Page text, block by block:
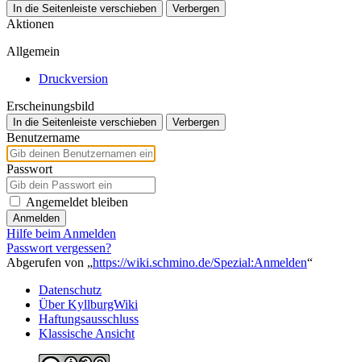
In die Seitenleiste verschieben Verbergen
Aktionen
Allgemein
Druckversion
Erscheinungsbild
In die Seitenleiste verschieben Verbergen
Benutzername
Passwort
Angemeldet bleiben
Anmelden
Hilfe beim Anmelden
Passwort vergessen?
Abgerufen von „https://wiki.schmino.de/Spezial:Anmelden“
Datenschutz
Über KyllburgWiki
Haftungsausschluss
Klassische Ansicht